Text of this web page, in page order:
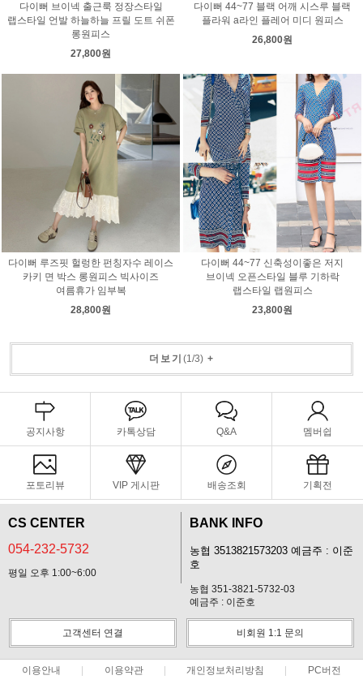
다이뻐 브이넥 출근룩 정장스타일
랩스타일 언발 하늘하늘 프릴 도트 쉬폰
롱원피스
27,800원
다이뻐 44~77 블랙 어깨 시스루 블랙
플라워 a라인 플레어 미디 원피스
26,800원
다이뻐 루즈핏 헐렁한 펀칭자수 레이스
카키 면 박스 롱원피스 빅사이즈
여름휴가 임부복
28,800원
다이뻐 44~77 신축성이좋은 저지
브이넥 오픈스타일 블루 기하락
랩스타일 랩원피스
23,800원
더보기 (1/3)+
공지사항 카톡상담 Q&A 멤버쉽
포토리뷰 VIP 게시판 배송조회 기획전
CS CENTER
054-232-5732
평일 오후 1:00~6:00
BANK INFO
농협 3513821573203 예금주 : 이준
호
농협 351-3821-5732-03
예금주 : 이준호
고객센터 연결 비회원 1:1 문의
이용안내 이용약관 개인정보처리방침 PC버전